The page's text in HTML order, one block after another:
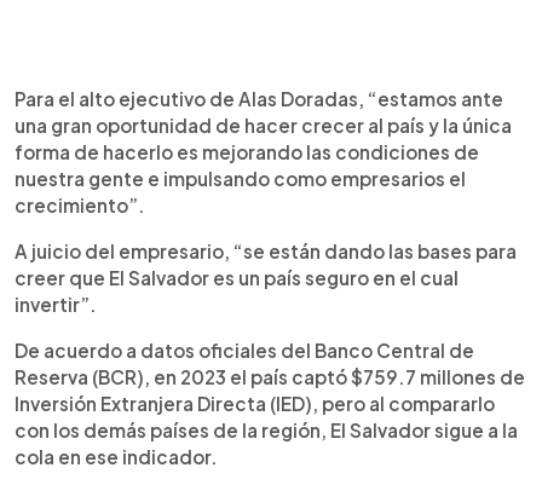
Para el alto ejecutivo de Alas Doradas, “estamos ante
una gran oportunidad de hacer crecer al país y la única
forma de hacerlo es mejorando las condiciones de
nuestra gente e impulsando como empresarios el
crecimiento”.
A juicio del empresario, “se están dando las bases para
creer que El Salvador es un país seguro en el cual
invertir”.
De acuerdo a datos oficiales del Banco Central de
Reserva (BCR), en 2023 el país captó $759.7 millones de
Inversión Extranjera Directa (IED), pero al compararlo
con los demás países de la región, El Salvador sigue a la
cola en ese indicador.